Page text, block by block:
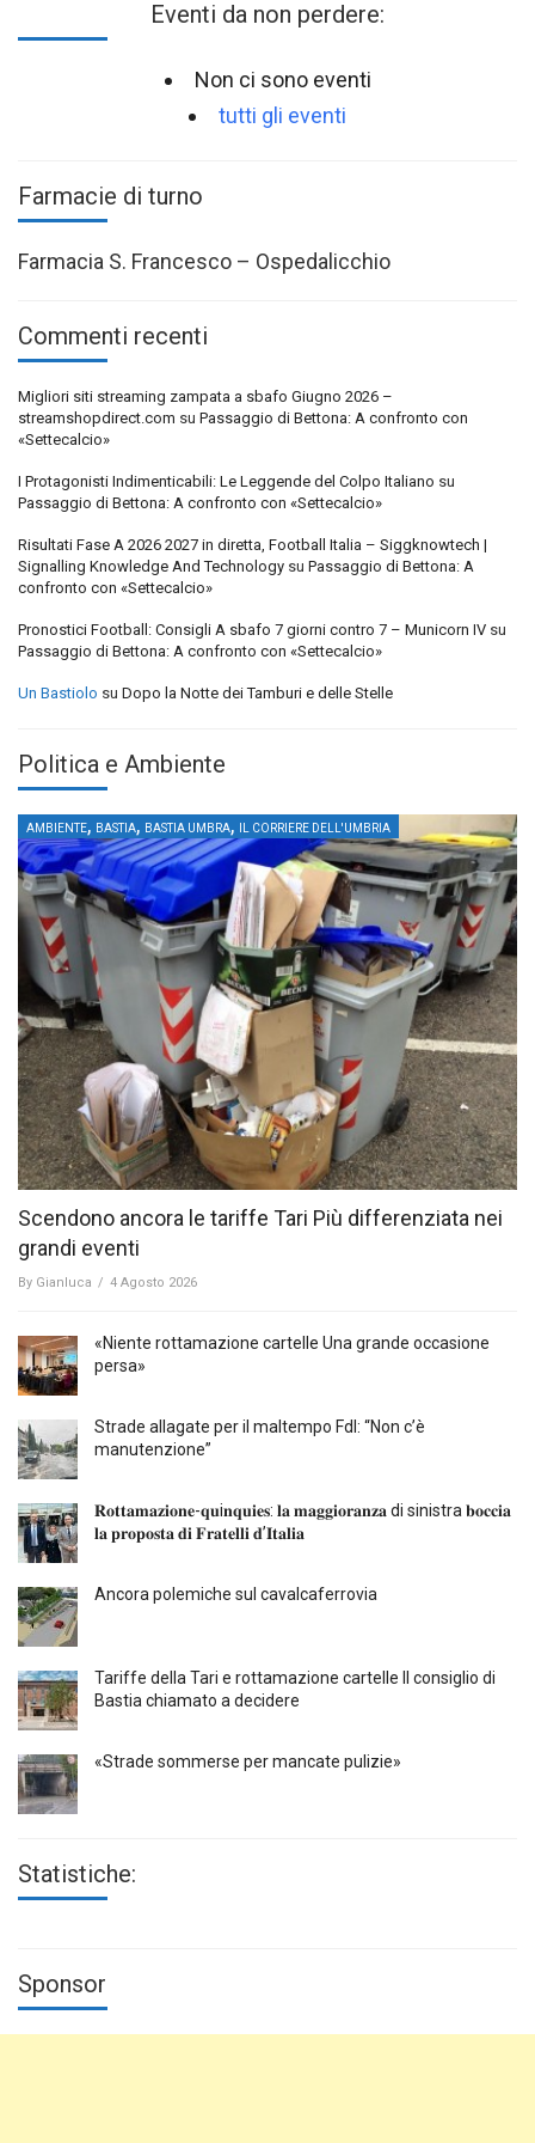
Eventi da non perdere:
Non ci sono eventi
tutti gli eventi
Farmacie di turno
Farmacia S. Francesco – Ospedalicchio
Commenti recenti
Migliori siti streaming zampata a sbafo Giugno 2026 –
streamshopdirect.com su Passaggio di Bettona: A confronto con
«Settecalcio»
I Protagonisti Indimenticabili: Le Leggende del Colpo Italiano su
Passaggio di Bettona: A confronto con «Settecalcio»
Risultati Fase A 2026 2027 in diretta, Football Italia – Siggknowtech |
Signalling Knowledge And Technology su Passaggio di Bettona: A
confronto con «Settecalcio»
Pronostici Football: Consigli A sbafo 7 giorni contro 7 – Municorn IV su
Passaggio di Bettona: A confronto con «Settecalcio»
Un Bastiolo su Dopo la Notte dei Tamburi e delle Stelle
Politica e Ambiente
AMBIENTE, BASTIA, BASTIA UMBRA, IL CORRIERE DELL'UMBRIA
Scendono ancora le tariffe Tari Più differenziata nei
grandi eventi
By Gianluca / 4 Agosto 2026
«Niente rottamazione cartelle Una grande occasione
persa»
Strade allagate per il maltempo FdI: “Non c’è
manutenzione”
𝐑𝐨𝐭𝐭𝐚𝐦𝐚𝐳𝐢𝐨𝐧𝐞-𝐪𝐮i𝐧𝐪𝐮𝐢𝐞𝐬: 𝐥𝐚 𝐦𝐚𝐠𝐠𝐢𝐨𝐫𝐚𝐧𝐳𝐚 di sinistra 𝐛𝐨𝐜𝐜𝐢𝐚
𝐥𝐚 𝐩𝐫𝐨𝐩𝐨𝐬𝐭𝐚 𝐝𝐢 𝐅𝐫𝐚𝐭𝐞𝐥𝐥𝐢 𝐝’𝐈𝐭𝐚𝐥𝐢𝐚
Ancora polemiche sul cavalcaferrovia
Tariffe della Tari e rottamazione cartelle Il consiglio di
Bastia chiamato a decidere
«Strade sommerse per mancate pulizie»
Statistiche:
Sponsor